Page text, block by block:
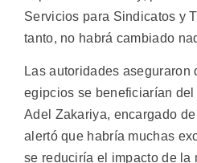
Servicios para Sindicatos y
tanto, no habrá cambiado
Las autoridades aseguraron
egipcios se beneficiarían
Adel Zakariya, encargado
alertó que habría muchas
se reduciría el impacto de la